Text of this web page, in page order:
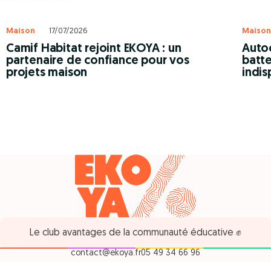
Maison 17/07/2026
Camif Habitat rejoint EKOYA : un
partenaire de confiance pour vos
projets maison
Maison
Le club avantages de la communauté éducative ✊
contact@ekoya.fr05 49 34 66 96